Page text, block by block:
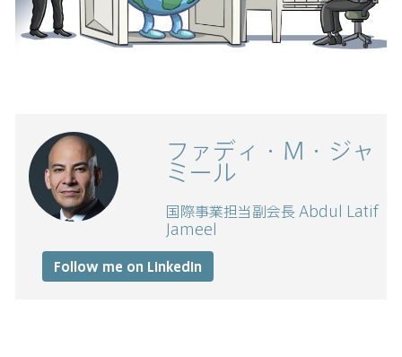
ファディ・M・ジャ
ミール
国際事業担当副会長 Abdul Latif
Jameel
Follow me on LinkedIn